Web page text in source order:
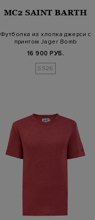
MC2 SAINT BARTH
Футболка из хлопка джерси с
принтом Jager Bomb
16 900 РУБ.
SS26